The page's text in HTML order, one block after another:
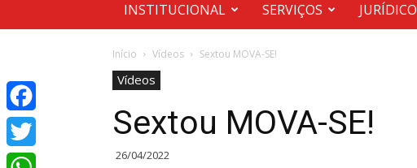
INSTITUCIONAL SERVIÇOS JURÍDICO
Início Vídeos Sextou MOVA-SE!
Vídeos
Sextou MOVA-SE!
26/04/2022
Facebook
Twitter